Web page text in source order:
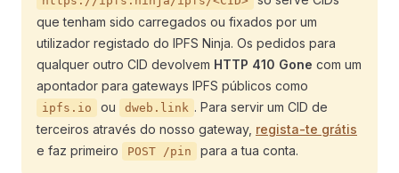
que tenham sido carregados ou fixados por um
utilizador registado do IPFS Ninja. Os pedidos para
qualquer outro CID devolvem HTTP 410 Gone com um
apontador para gateways IPFS públicos como
ipfs.io ou dweb.link . Para servir um CID de
terceiros através do nosso gateway, regista-te grátis
e faz primeiro
POST /pin para a tua conta.